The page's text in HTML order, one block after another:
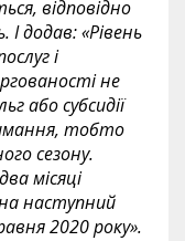
відповідно
І додав: «Рівень
і
не
або субсидії
тобто
сезону.
місяці
наступний
2020 року».